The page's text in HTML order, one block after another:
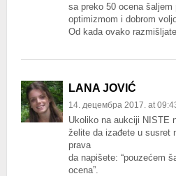
sa preko 50 ocena šaljem
optimizmom i dobrom
Od kada ovako
LANA JOVIĆ
14. децембра 2017. at
Ukoliko na aukciji NISTE
želite da izađete u susret
prava
da napišete: “pouzećem
ocena”.